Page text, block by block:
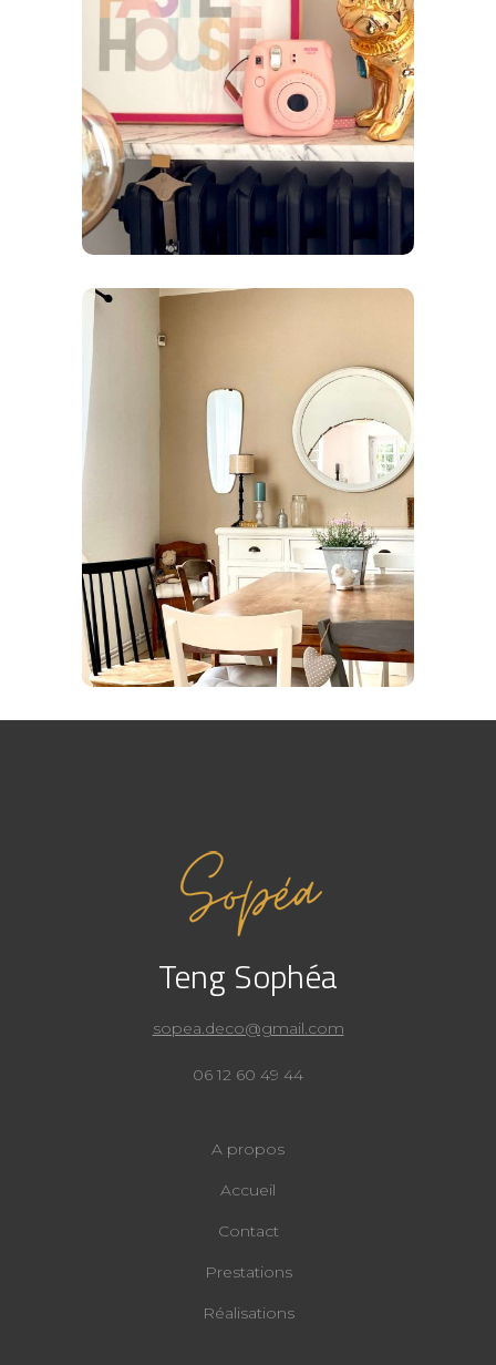
Chambre d’Adolescente
CONSEILS DÉCO/RÉNOVATION
Maison Pinsaguel esprit
CONSEILS DÉCO
Teng Sophéa
sopea.deco@gmail.com
06 12 60 49 44
A propos
Accueil
Contact
Prestations
Réalisations